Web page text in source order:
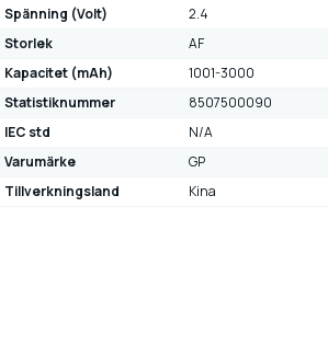
Spänning (Volt)
2.4
Storlek
AF
Kapacitet (mAh)
1001-3000
Statistiknummer
8507500090
IEC std
N/A
Varumärke
GP
Tillverkningsland
Kina